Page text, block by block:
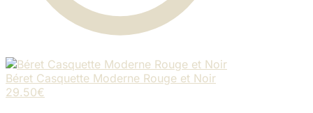
Béret Casquette Moderne Rouge et Noir
29.50€